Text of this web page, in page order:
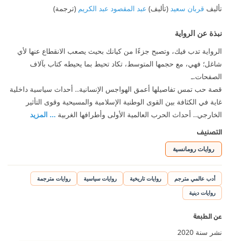
تأليف قربان سعيد (تأليف) عبد المقصود عبد الكريم (ترجمة)
نبذة عن الرواية
الرواية تدب فيك، وتصبح جزءًا من كيانك بحيث يصعب الانقطاع عنها لأي
شاغل؛ فهي، مع حجمها المتوسط، تكاد تحيط بما يحيطه كتاب بآلاف
الصفحات.ـ
قصة حب تمس تفاصيلها أعمق الهواجس الإنسانية.. أحداث سياسية داخلية
غاية في الكثافة بين القوى الوطنية الإسلامية والمسيحية وقوى التأثير
الخارجي.. أحداث الحرب العالمية الأولى وأطرافها الغربية ... المزيد
التصنيف
روايات رومانسية
أدب عالمي مترجم روايات تاريخية روايات سياسية
روايات مترجمة
روايات دينية
عن الطبعة
نشر سنة 2020